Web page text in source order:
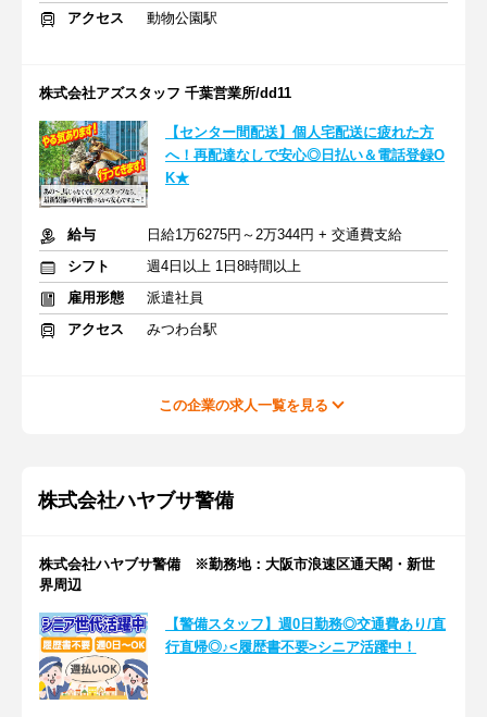
アクセス
動物公園駅
株式会社アズスタッフ 千葉営業所/dd11
【センター間配送】個人宅配送に疲れた方
へ！再配達なしで安心◎日払い＆電話登録O
K★
給与
日給1万6275円～2万344円 + 交通費支給
シフト
週4日以上 1日8時間以上
雇用形態
派遣社員
アクセス
みつわ台駅
この企業の求人一覧を見る
株式会社ハヤブサ警備
株式会社ハヤブサ警備 ※勤務地：大阪市浪速区通天閣・新世
界周辺
【警備スタッフ】週0日勤務◎交通費あり/直
行直帰◎♪<履歴書不要>シニア活躍中！